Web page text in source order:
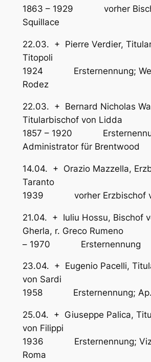
1863 – 1929 vorher
Squillace
22.03. + Pierre Verdier,
Titopoli
1924 Ersternennung;
Rodez
22.03. + Bernard Nicholas
Titularbischof
1857 – 1920
Administrator für Brentwood
14.04. + Orazio Mazzella,
Taranto
1939 vorher Erzbischof
21.04. + Iuliu Hossu, Bischof
Gherla, r. Greco
– 1970 Ersternennung
23.04. + Eugenio Pacelli,
von Sardi
1958 Ersternennung; Ap.
25.04. + Giuseppe Palica,
von Filippi
1936 Ersternennung;
Roma